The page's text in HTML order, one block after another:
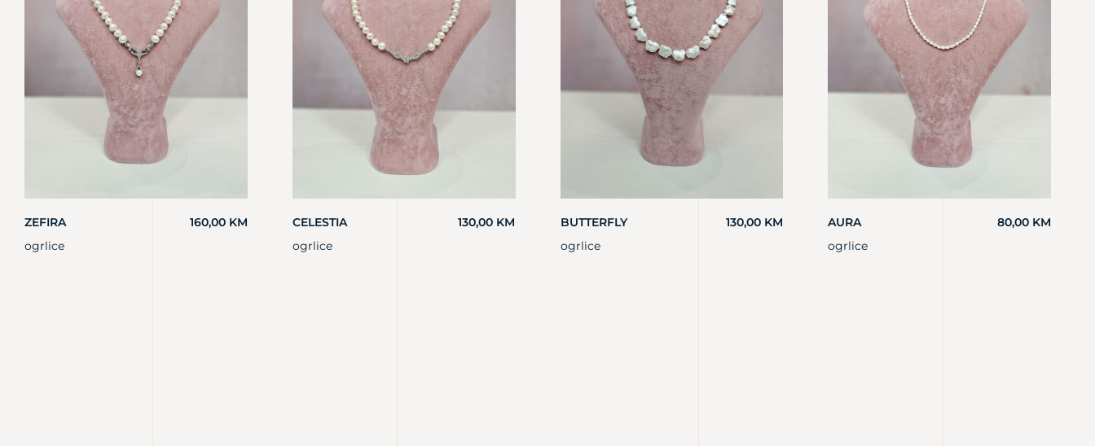
ZEFIRA 160,00 KM
ogrlice
CELESTIA 130,00 KM
ogrlice
BUTTERFLY 130,00 KM
ogrlice
AURA 80,00 KM
ogrlice